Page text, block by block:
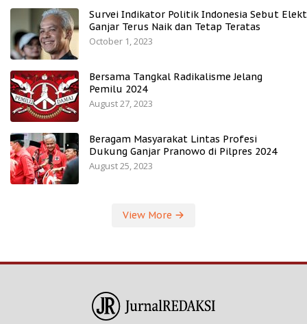
Survei Indikator Politik Indonesia Sebut
Ganjar Terus Naik dan Tetap Teratas
October 1, 2023
Bersama Tangkal Radikalisme Jelang
Pemilu 2024
August 27, 2023
Beragam Masyarakat Lintas Profesi
Dukung Ganjar Pranowo di Pilpres 2024
August 25, 2023
View More